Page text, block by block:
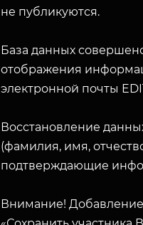
не публикуются.
База данных
отображения
электронной почты
Восстановление
(фамилия, имя,
подтверждающие
Внимание!